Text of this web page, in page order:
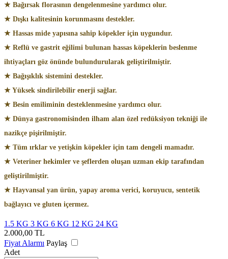
★ Bağırsak florasının dengelenmesine yardımcı olur.
★ Dışkı kalitesinin korunmasını destekler.
★ Hassas mide yapısına sahip köpekler için uygundur.
★ Reflü ve gastrit eğilimi bulunan hassas köpeklerin beslenme
ihtiyaçları göz önünde bulundurularak geliştirilmiştir.
★ Bağışıklık sistemini destekler.
★ Yüksek sindirilebilir enerji sağlar.
★ Besin emiliminin desteklenmesine yardımcı olur.
★ Dünya gastronomisinden ilham alan özel redüksiyon tekniği ile
nazikçe pişirilmiştir.
★ Tüm ırklar ve yetişkin köpekler için tam dengeli mamadır.
★ Veteriner hekimler ve şeflerden oluşan uzman ekip tarafından
geliştirilmiştir.
★ Hayvansal yan ürün, yapay aroma verici, koruyucu, sentetik
bağlayıcı ve gluten içermez.
1.5 KG 3 KG 6 KG 12 KG 24 KG
2.000,00 TL
Fiyat Alarmı Paylaş
Adet